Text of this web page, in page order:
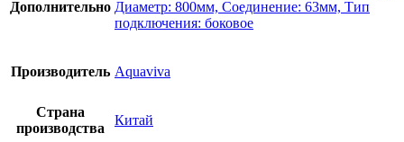
Дополнительно Диаметр: 800мм, Соединение: 63мм, Тип
подключения: боковое
Производитель Aquaviva
Страна
производства
Китай